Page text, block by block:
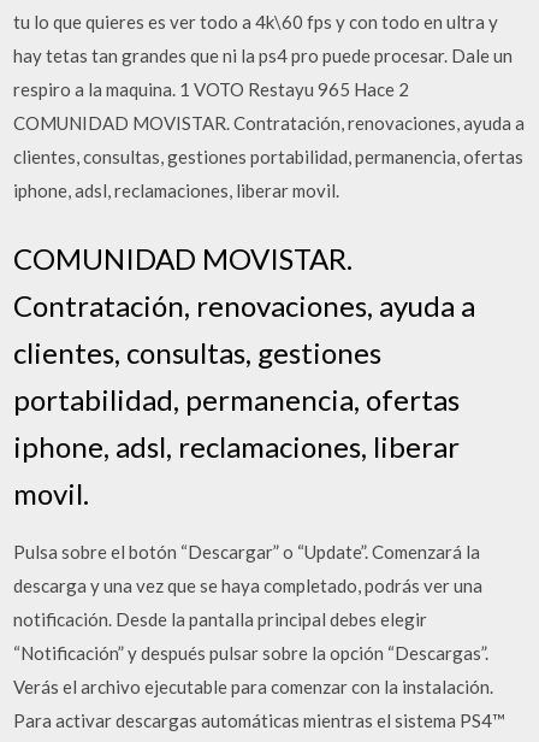
tu lo que quieres es ver todo a 4k\60 fps y con todo en ultra y
hay tetas tan grandes que ni la ps4 pro puede procesar. Dale un
respiro a la maquina. 1 VOTO Restayu 965 Hace 2
COMUNIDAD MOVISTAR. Contratación, renovaciones, ayuda a
clientes, consultas, gestiones portabilidad, permanencia, ofertas
iphone, adsl, reclamaciones, liberar movil.
COMUNIDAD MOVISTAR.
Contratación, renovaciones, ayuda a
clientes, consultas, gestiones
portabilidad, permanencia, ofertas
iphone, adsl, reclamaciones, liberar
movil.
Pulsa sobre el botón “Descargar” o “Update”. Comenzará la
descarga y una vez que se haya completado, podrás ver una
notificación. Desde la pantalla principal debes elegir
“Notificación” y después pulsar sobre la opción “Descargas”.
Verás el archivo ejecutable para comenzar con la instalación.
Para activar descargas automáticas mientras el sistema PS4™